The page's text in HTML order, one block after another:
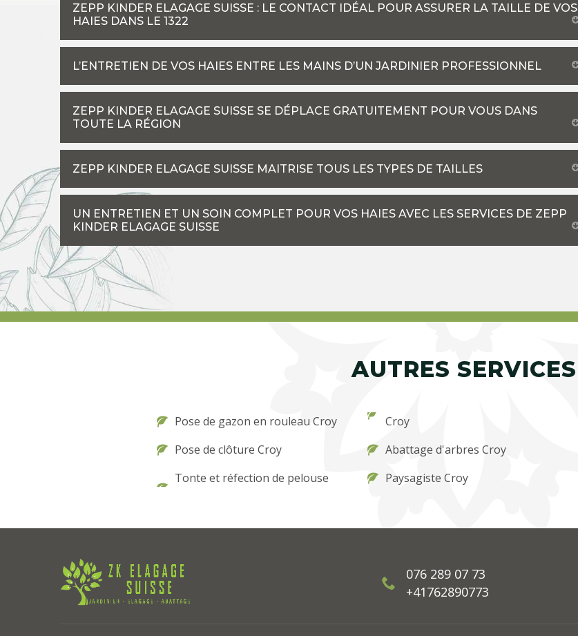
ZEPP KINDER ELAGAGE SUISSE : LE CONTACT IDÉAL POUR ASSURER LA TAILLE DE VOS
HAIES DANS LE 1322
L’ENTRETIEN DE VOS HAIES ENTRE LES MAINS D’UN JARDINIER PROFESSIONNEL
ZEPP KINDER ELAGAGE SUISSE SE DÉPLACE GRATUITEMENT POUR VOUS DANS
TOUTE LA RÉGION
ZEPP KINDER ELAGAGE SUISSE MAITRISE TOUS LES TYPES DE TAILLES
UN ENTRETIEN ET UN SOIN COMPLET POUR VOS HAIES AVEC LES SERVICES DE ZEPP
KINDER ELAGAGE SUISSE
AUTRES SERVICES
Pose de gazon en rouleau Croy
Pose de clôture Croy
Tonte et réfection de pelouse
Croy
Abattage d'arbres Croy
Paysagiste Croy
076 289 07 73
+41762890773